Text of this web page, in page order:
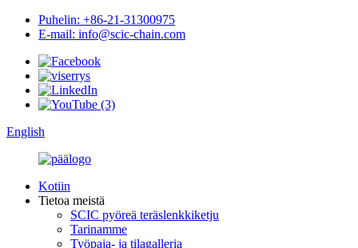
Puhelin: +86-21-31300975
E-mail: info@scic-chain.com
English
Kotiin
Tietoa meistä
SCIC pyöreä teräslenkkiketju
Tarinamme
Työpaja- ja tilagalleria